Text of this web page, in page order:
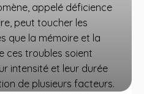
appelé déficience
peut toucher les
que la mémoire et la
ces troubles soient
intensité et leur durée
de plusieurs facteurs.